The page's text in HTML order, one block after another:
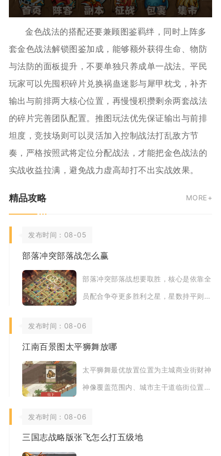
金色战法的搭配还要兼顾图鉴羁绊，同时上阵多
套金色战法解锁图鉴加成，能够额外获得生命、物防
与法防的面板提升，不要单独只养成单一战法。平民
玩家可以先囤积碎片兑换祸蛊迷影与犀甲枕戈，补齐
输出与前排两大核心位置，再慢慢积攒剩余两套战法
的碎片完善团队配置。推图玩法优先保证输出与前排
坦度，竞技场则可以灵活加入控制战法打乱敌方节
奏，严格按照武将定位分配战法，才能把金色战法的
实战收益拉满，避免战力虚高却打不出实战效果。
精品攻略 MORE+
发布时间：08-05
部落冲突部落战怎么赢
部落冲突部落战想要取胜，核心是依靠全
员配合争夺更多胜利之星，星数持平则对
对手拿星缺一
发布时间：08-06
江南百景图太平狮舞放哪
太平狮舞最优放置位置为主城商业街财神
神像覆盖范围内、城市主干道临街位置，
核心收益，追
发布时间：08-06
三国志战略版张飞怎么打五级地